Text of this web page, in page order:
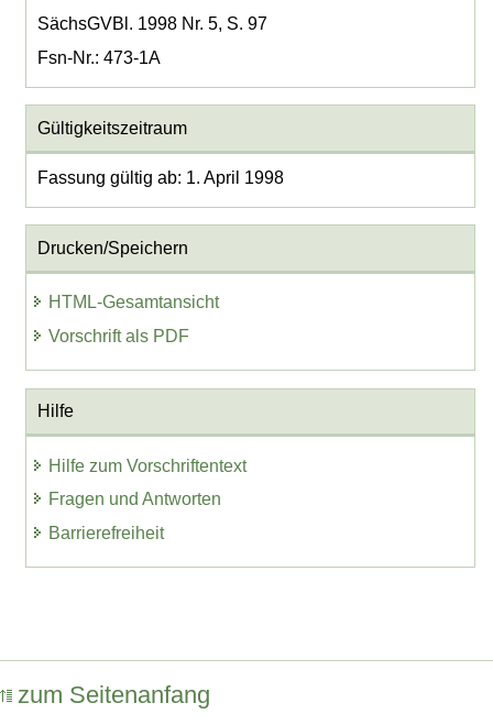
SächsGVBl. 1998 Nr. 5, S. 97
Fsn-Nr.: 473-1A
Gültigkeitszeitraum
Fassung gültig ab: 1. April 1998
Drucken/Speichern
HTML-Gesamtansicht
Vorschrift als PDF
Hilfe
Hilfe zum Vorschriftentext
Fragen und Antworten
Barrierefreiheit
zum Seitenanfang